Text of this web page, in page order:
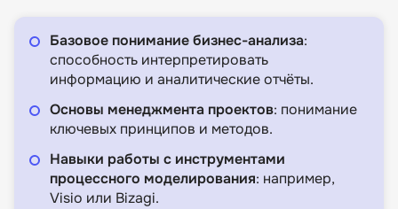
Базовое понимание бизнес-анализа:
способность интерпретировать
информацию и аналитические отчёты.
Основы менеджмента проектов: понимание
ключевых принципов и методов.
Навыки работы с инструментами
процессного моделирования: например,
Visio или Bizagi.